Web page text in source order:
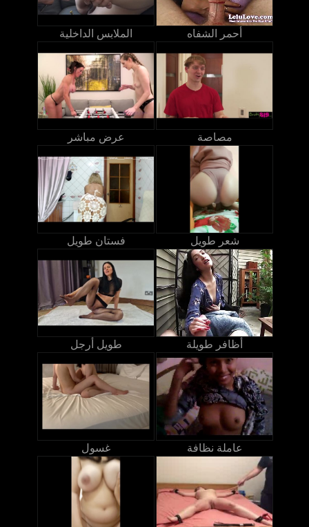
الملابس الداخلية أحمر الشفاه
عرض مباشر مصاصة
فستان طويل شعر طويل
طويل أرجل أظافر طويلة
غسول عاملة نظافة